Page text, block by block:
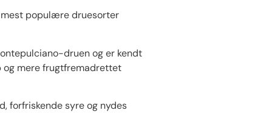
mest populære druesorter
druen og er kendt
og mere frugtfremadrettet
forfriskende syre og nydes